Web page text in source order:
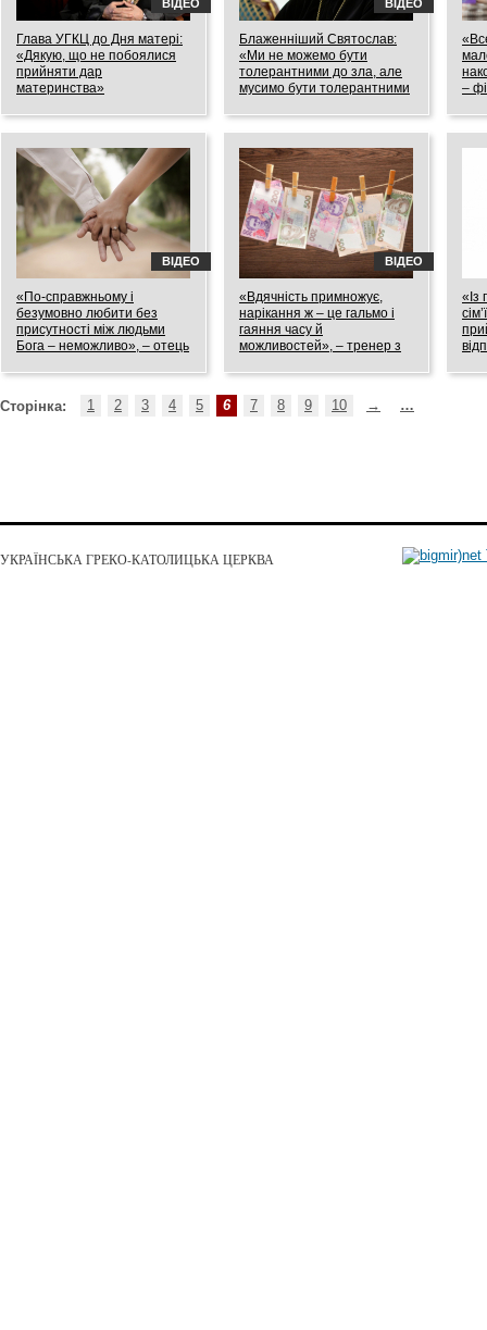
Глава УГКЦ до Дня матері:
«Дякую, що не побоялися
прийняти дар
материнства»
ВІДЕО
Блаженніший Святослав:
«Ми не можемо бути
толерантними до зла, але
мусимо бути толерантними
ВІДЕО
–
«По-справжньому і
безумовно любити без
присутності між людьми
Бога – неможливо», – отець
ВІДЕО
«Вдячність примножує,
нарікання ж – це гальмо і
гаяння часу й
можливостей», – тренер з
Грудзевич
19.04.2019
ВІДЕО
«Із
Сторінка: 1 2 3 4 5 6 7 8 9 10 → …
УКРАЇНСЬКА ГРЕКО-КАТОЛИЦЬКА ЦЕРКВА